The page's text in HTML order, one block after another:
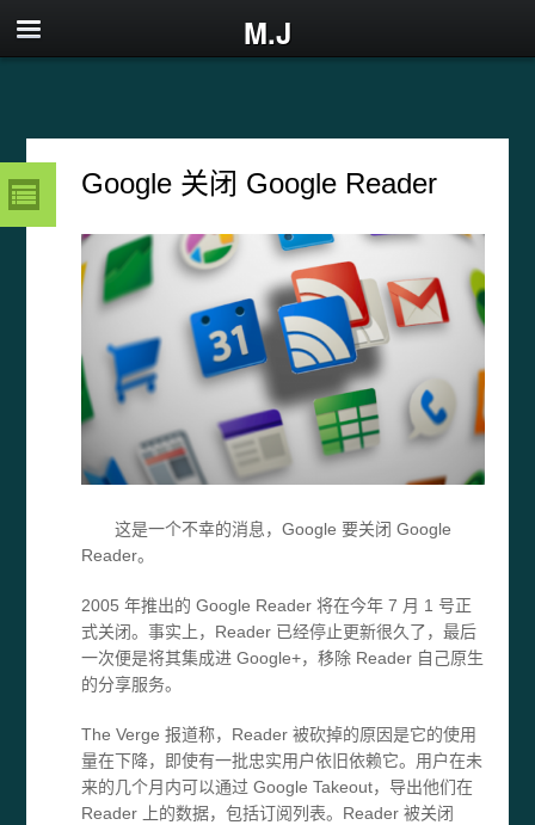
M.J
Google 关闭 Google Reader
这是一个不幸的消息，Google 要关闭 Google
Reader。
2005 年推出的 Google Reader 将在今年 7 月 1 号正
式关闭。事实上，Reader 已经停止更新很久了，最后
一次便是将其集成进 Google+，移除 Reader 自己原生
的分享服务。
The Verge 报道称，Reader 被砍掉的原因是它的使用
量在下降，即使有一批忠实用户依旧依赖它。用户在未
来的几个月内可以通过 Google Takeout，导出他们在
Reader 上的数据，包括订阅列表。Reader 被关闭